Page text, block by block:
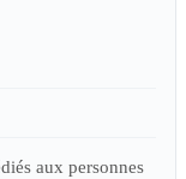
aux personnes